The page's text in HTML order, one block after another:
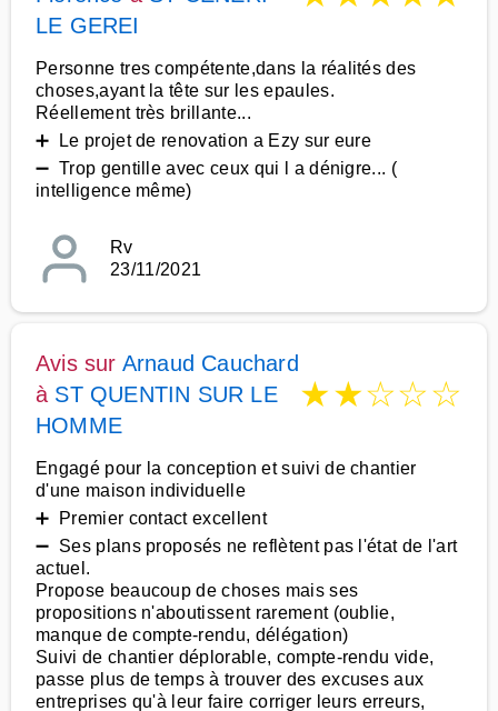
LE GEREI
Personne tres compétente,dans la réalités des
choses,ayant la tête sur les epaules.
Réellement très brillante...
➕ Le projet de renovation a Ezy sur eure
➖ Trop gentille avec ceux qui l a dénigre... (
intelligence même)
Rv
23/11/2021
Avis sur Arnaud Cauchard
à ST QUENTIN SUR LE
HOMME
★★☆☆☆
Engagé pour la conception et suivi de chantier
d'une maison individuelle
➕ Premier contact excellent
➖ Ses plans proposés ne reflètent pas l'état de l'art
actuel.
Propose beaucoup de choses mais ses
propositions n'aboutissent rarement (oublie,
manque de compte-rendu, délégation)
Suivi de chantier déplorable, compte-rendu vide,
passe plus de temps à trouver des excuses aux
entreprises qu'à leur faire corriger leurs erreurs,